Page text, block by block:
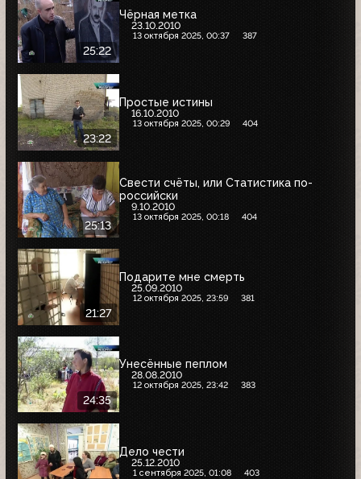
25:22
Чёрная метка
23.10.2010
13 октября 2025, 00:37 387
23:22
Простые истины
16.10.2010
13 октября 2025, 00:29 404
25:13
Свести счёты, или Статистика по-
российски
9.10.2010
13 октября 2025, 00:18 404
21:27
Подарите мне смерть
25.09.2010
12 октября 2025, 23:59 381
24:35
Унесённые пеплом
28.08.2010
12 октября 2025, 23:42 383
Дело чести
25.12.2010
1 сентября 2025, 01:08 403